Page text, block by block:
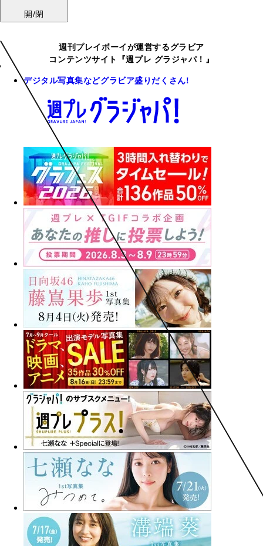
開/閉
週刊プレイボーイが運営するグラビア
コンテンツサイト『週プレ グラジャパ！』
デジタル写真集などグラビア盛りだくさん!